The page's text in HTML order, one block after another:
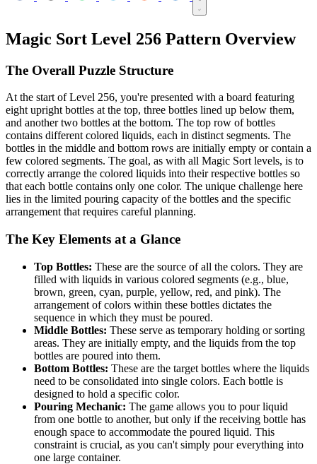
Magic Sort Level 256 Pattern Overview
The Overall Puzzle Structure
At the start of Level 256, you're presented with a board featuring
eight upright bottles at the top, three bottles lined up below them,
and another two bottles at the bottom. The top row of bottles
contains different colored liquids, each in distinct segments. The
bottles in the middle and bottom rows are initially empty or contain a
few colored segments. The goal, as with all Magic Sort levels, is to
correctly arrange the colored liquids into their respective bottles so
that each bottle contains only one color. The unique challenge here
lies in the limited pouring capacity of the bottles and the specific
arrangement that requires careful planning.
The Key Elements at a Glance
Top Bottles: These are the source of all the colors. They are
filled with liquids in various colored segments (e.g., blue,
brown, green, cyan, purple, yellow, red, and pink). The
arrangement of colors within these bottles dictates the
sequence in which they must be poured.
Middle Bottles: These serve as temporary holding or sorting
areas. They are initially empty, and the liquids from the top
bottles are poured into them.
Bottom Bottles: These are the target bottles where the liquids
need to be consolidated into single colors. Each bottle is
designed to hold a specific color.
Pouring Mechanic: The game allows you to pour liquid
from one bottle to another, but only if the receiving bottle has
enough space to accommodate the poured liquid. This
constraint is crucial, as you can't simply pour everything into
one large container.